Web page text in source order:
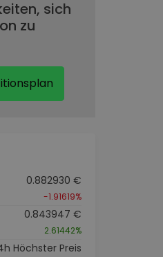
sich
zu
0.882930 €
-1.91619%
0.843947 €
2.61442%
Höchster Preis